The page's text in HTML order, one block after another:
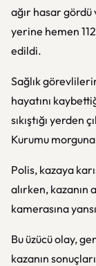
ağır hasar gördü
yerine hemen
edildi.
Sağlık
hayatını
sıkıştığı yerden
Kurumu morguna
Polis, kazaya
alırken, kazanın
kamerasına
Bu üzücü olay,
kazanın